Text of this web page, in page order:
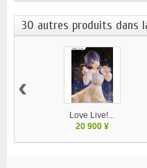
30 autres produits dans
Love Live!...
20 900 ¥
‹